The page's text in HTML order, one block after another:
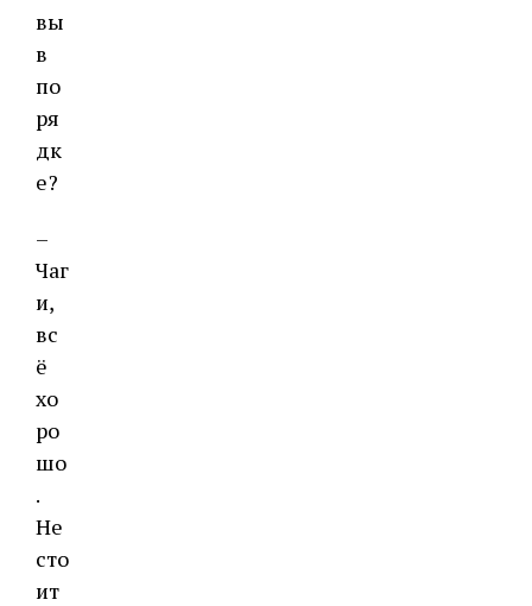
вы
в
по
ря
дк
е?
–
Чаг
и,
вс
ё
хо
ро
шо
.
Не
сто
ит